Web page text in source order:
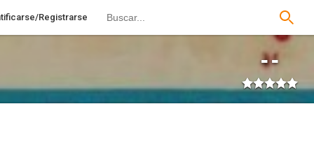
Registrarse
--